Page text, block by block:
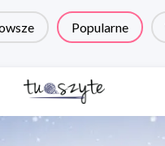
Popularne